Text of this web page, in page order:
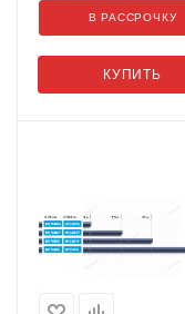
КУПИТЬ
В РАССРОЧКУ